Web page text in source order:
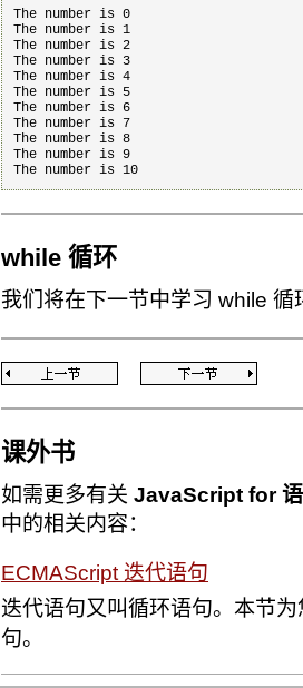
The number is 0
The number is 1
The number is 2
The number is 3
The number is 4
The number is 5
The number is 6
The number is 7
The number is 8
The number is 9
The number is 10
while 循环
我们将在下一节中学习 while 循
课外书
如需更多有关 JavaScript for
中的相关内容：
ECMAScript 迭代语句
迭代语句又叫循环语句。本节
句。